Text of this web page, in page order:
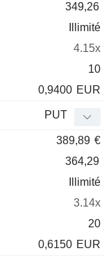
349,26
Illimité
4.15x
10
0,9400 EUR
PUT
389,89 €
364,29
Illimité
3.14x
20
0,6150 EUR